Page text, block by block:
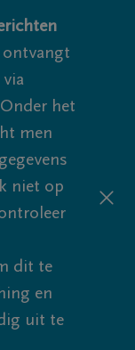
ontvangt
het
men
niet op
dit te
en
uit te